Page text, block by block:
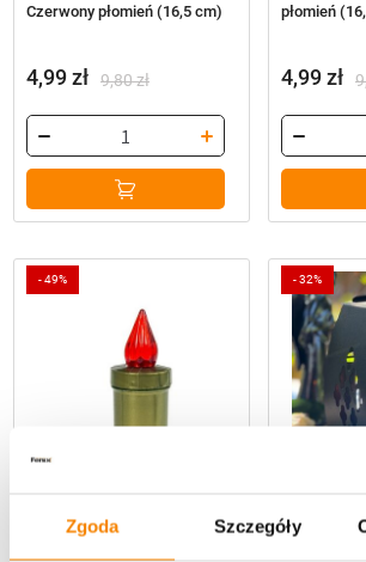
Zgoda Szczegóły
Czerwony płomień (16,5 cm)
9,80zł
cena
wynosiła:
4,99zł
cena
wynosi:
płomień
cena
4,99zł
cena
wynosi:
-49% -32%